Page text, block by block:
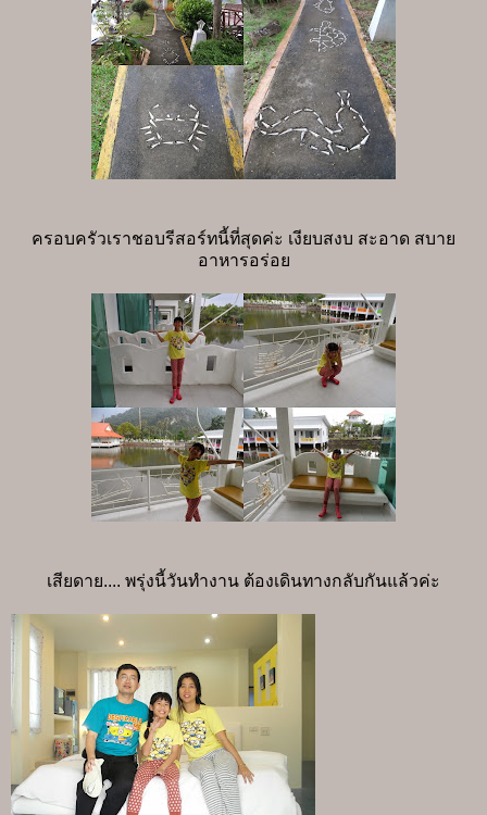
ครอบครัวเราชอบรีสอร์ทนี้ที่สุดค่ะ เงียบสงบ สะอาด สบาย
อาหารอร่อย
เสียดาย.... พรุ่งนี้วันทำงาน ต้องเดินทางกลับกันแล้วค่ะ